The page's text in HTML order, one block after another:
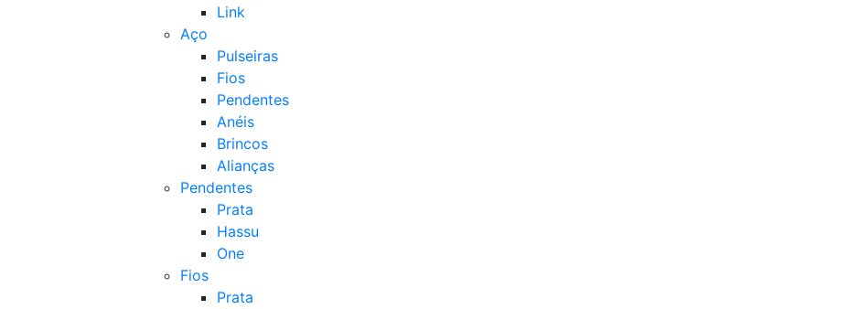
Link
Aço
Pulseiras
Fios
Pendentes
Anéis
Brincos
Alianças
Pendentes
Prata
Hassu
One
Fios
Prata